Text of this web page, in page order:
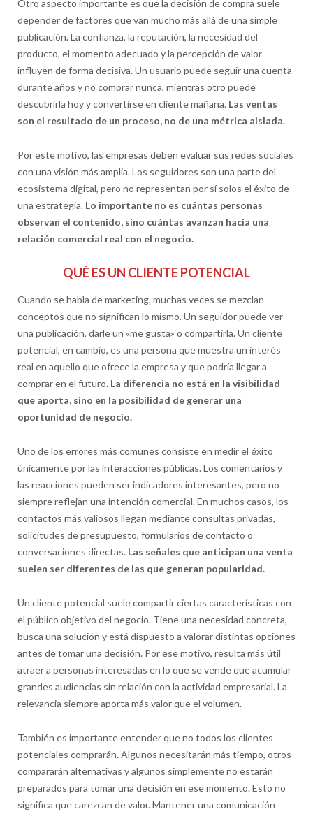
Otro aspecto importante es que la decisión de compra suele
depender de factores que van mucho más allá de una simple
publicación. La confianza, la reputación, la necesidad del
producto, el momento adecuado y la percepción de valor
influyen de forma decisiva. Un usuario puede seguir una cuenta
durante años y no comprar nunca, mientras otro puede
descubrirla hoy y convertirse en cliente mañana. Las ventas
son el resultado de un proceso, no de una métrica aislada.
Por este motivo, las empresas deben evaluar sus redes sociales
con una visión más amplia. Los seguidores son una parte del
ecosistema digital, pero no representan por sí solos el éxito de
una estrategia. Lo importante no es cuántas personas
observan el contenido, sino cuántas avanzan hacia una
relación comercial real con el negocio.
QUÉ ES UN CLIENTE POTENCIAL
Cuando se habla de marketing, muchas veces se mezclan
conceptos que no significan lo mismo. Un seguidor puede ver
una publicación, darle un «me gusta» o compartirla. Un cliente
potencial, en cambio, es una persona que muestra un interés
real en aquello que ofrece la empresa y que podría llegar a
comprar en el futuro. La diferencia no está en la visibilidad
que aporta, sino en la posibilidad de generar una
oportunidad de negocio.
Uno de los errores más comunes consiste en medir el éxito
únicamente por las interacciones públicas. Los comentarios y
las reacciones pueden ser indicadores interesantes, pero no
siempre reflejan una intención comercial. En muchos casos, los
contactos más valiosos llegan mediante consultas privadas,
solicitudes de presupuesto, formularios de contacto o
conversaciones directas. Las señales que anticipan una venta
suelen ser diferentes de las que generan popularidad.
Un cliente potencial suele compartir ciertas características con
el público objetivo del negocio. Tiene una necesidad concreta,
busca una solución y está dispuesto a valorar distintas opciones
antes de tomar una decisión. Por ese motivo, resulta más útil
atraer a personas interesadas en lo que se vende que acumular
grandes audiencias sin relación con la actividad empresarial. La
relevancia siempre aporta más valor que el volumen.
También es importante entender que no todos los clientes
potenciales comprarán. Algunos necesitarán más tiempo, otros
compararán alternativas y algunos simplemente no estarán
preparados para tomar una decisión en ese momento. Esto no
significa que carezcan de valor. Mantener una comunicación